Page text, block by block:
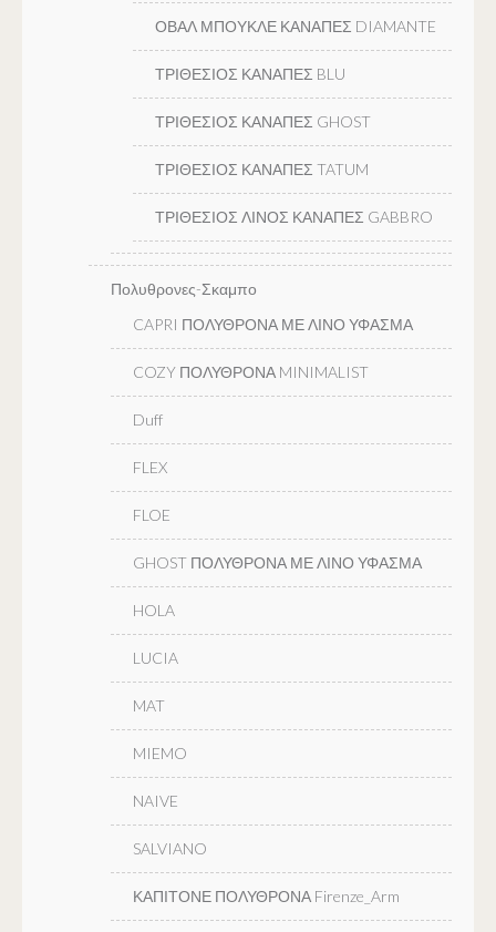
ΟΒΑΛ ΜΠΟΥΚΛΕ ΚΑΝΑΠΕΣ DIAMANTE
ΤΡΙΘΕΣΙΟΣ ΚΑΝΑΠΕΣ BLU
ΤΡΙΘΕΣΙΟΣ ΚΑΝΑΠΕΣ GHOST
ΤΡΙΘΕΣΙΟΣ ΚΑΝΑΠΕΣ TATUM
ΤΡΙΘΕΣΙΟΣ ΛΙΝΟΣ ΚΑΝΑΠΕΣ GABBRO
Πολυθρονες-Σκαμπο
CAPRI ΠΟΛΥΘΡΟΝΑ ΜΕ ΛΙΝΟ ΥΦΑΣΜΑ
COZY ΠΟΛΥΘΡΟΝΑ MINIMALIST
Duff
FLEX
FLOE
GHOST ΠΟΛΥΘΡΟΝΑ ΜΕ ΛΙΝΟ ΥΦΑΣΜΑ
HOLA
LUCIA
MAT
MIEMO
NAIVE
SALVIANO
ΚΑΠΙΤΟΝΕ ΠΟΛΥΘΡΟΝΑ Firenze_Arm